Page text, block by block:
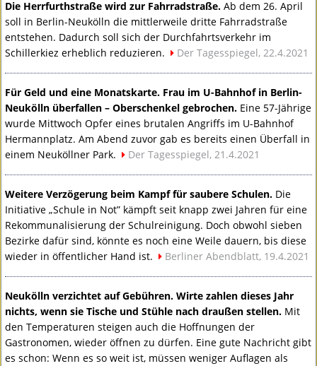
Die Herrfurthstraße wird zur Fahrradstraße. Ab dem 26. April
soll in Berlin-Neukölln die mittlerweile dritte Fahrradstraße
entstehen. Dadurch soll sich der Durchfahrtsverkehr im
Schillerkiez erheblich reduzieren.
Der Tagesspiegel, 22.4.2021
Für Geld und eine Monatskarte. Frau im U-Bahnhof in Berlin-
Neukölln überfallen – Oberschenkel gebrochen. Eine 57-Jährige
wurde Mittwoch Opfer eines brutalen Angriffs im U-Bahnhof
Hermannplatz. Am Abend zuvor gab es bereits einen Überfall in
einem Neuköllner Park.
Der Tagesspiegel, 21.4.2021
Weitere Verzögerung beim Kampf für saubere Schulen. Die
Initiative „Schule in Not” kämpft seit knapp zwei Jahren für eine
Rekommunalisierung der Schulreinigung. Doch obwohl sieben
Bezirke dafür sind, könnte es noch eine Weile dauern, bis diese
wieder in öffentlicher Hand ist.
Berliner Abendblatt, 19.4.2021
Neukölln verzichtet auf Gebühren. Wirte zahlen dieses Jahr
nichts, wenn sie Tische und Stühle nach draußen stellen. Mit
den Temperaturen steigen auch die Hoffnungen der
Gastronomen, wieder öffnen zu dürfen. Eine gute Nachricht gibt
es schon: Wenn es so weit ist, müssen weniger Auflagen als